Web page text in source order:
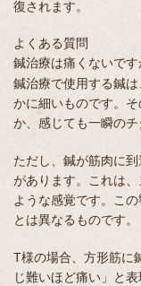
復されます。
よくある質問
鍼治療は痛くないです
鍼治療で使用する鍼
かに細いものです。
か、感じても一瞬のチ
ただし、鍼が筋肉に
があります。これは
ような感覚です。こ
とは異なるものです。
T様の場合、方形筋に
じ難いほど痛い」と